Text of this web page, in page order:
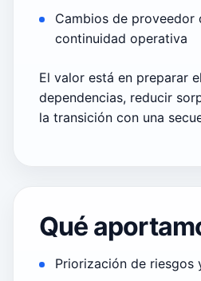
Cambios de proveedor
continuidad operativa
El valor está en preparar
dependencias, reducir
la transición con una
Qué
Priorización de riesgos